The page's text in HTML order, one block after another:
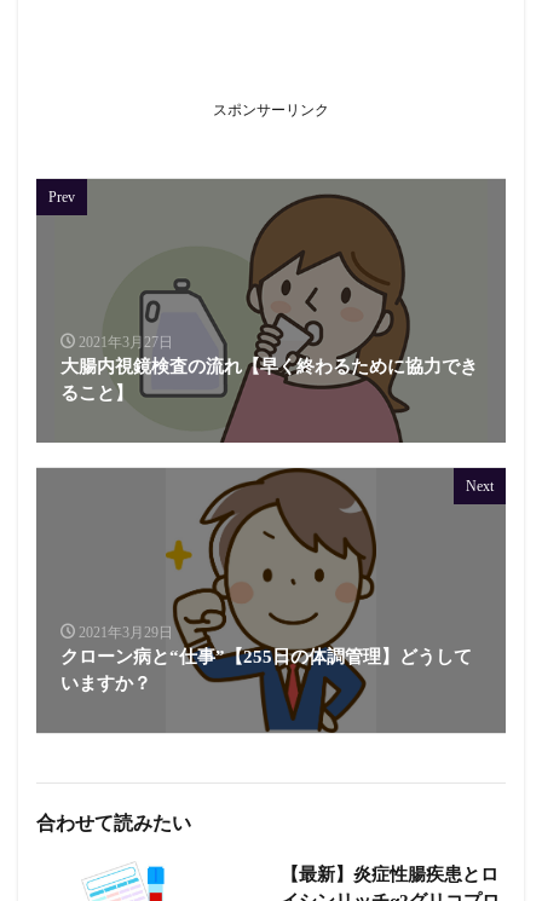
スポンサーリンク
Prev
2021年3月27日
大腸内視鏡検査の流れ【早く終わるために協力でき
ること】
Next
2021年3月29日
クローン病と“仕事”【255日の体調管理】どうして
いますか？
合わせて読みたい
【最新】炎症性腸疾患とロ